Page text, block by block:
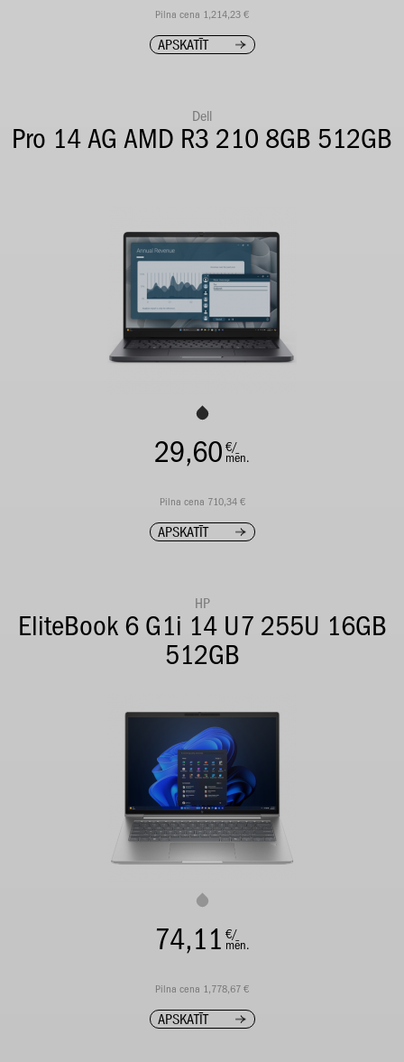
Pilna cena 1,214,23 €
APSKATĪT
Dell
Pro 14 AG AMD R3 210 8GB 512GB
29,60 €/
mēn.
Pilna cena 710,34 €
APSKATĪT
HP
EliteBook 6 G1i 14 U7 255U 16GB
512GB
74,11 €/
mēn.
Pilna cena 1,778,67 €
APSKATĪT